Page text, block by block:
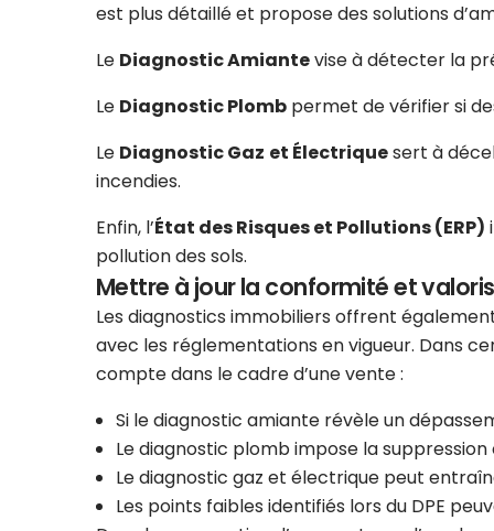
est plus détaillé et propose des solutions
Le Diagnostic Amiantevise à détecter la
Le Diagnostic Plomb permet de vérifier si
Le Diagnostic Gaz et Électriquesert à
incendies.
Enfin, l’État des Risques et Pollutions (ERP)
pollution des sols.
Mettre à jour la conformité et
Les diagnostics immobiliers offrent
avec les réglementations en vigueur. Dans
compte dans le cadre d’une vente :
Si le diagnostic amiante révèle un
Le diagnostic plomb impose la
Le diagnostic gaz et électrique peut
Les points faibles identifiés lors du DPE